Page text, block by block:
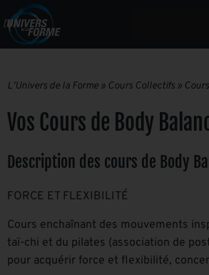
L'Univers de la Forme » Cours Collectifs »
Vos Cours de Body
Description des cours de Body
FORCE ET FLEXIBILITÉ
Cours enchaînant des mouvements
taï-chi et du pilates (association de
pour acquérir force et flexibilité,